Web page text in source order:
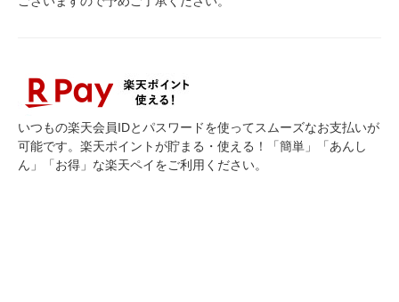
いつもの楽天会員IDとパスワードを使ってスムーズなお支払いが
可能です。楽天ポイントが貯まる・使える！「簡単」「あんし
ん」「お得」な楽天ペイをご利用ください。